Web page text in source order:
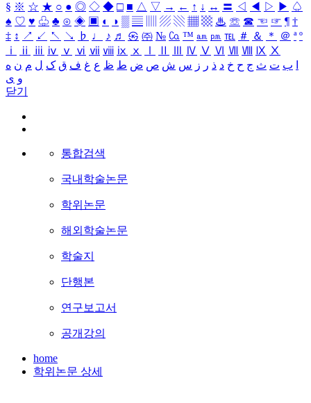
§ ※ ☆ ★ ○ ● ◎ ◇ ◆ □ ■ △ ▽ → ← ↑ ↓ ↔ 〓 ◁ ◀ ▷ ▶ ♤
♠ ♡ ♥ ♧ ♣ ⊙ ◈ ▣ ◐ ◑ ▒ ▤ ▨ ▧ ▦ ▩ ♨ ☏ ☎ ☜ ☞ ¶ †
‡ ↕ ↗ ↙ ↖ ↘ ♭ ♩ ♪ ♬ ㉿ ㈜ № ㏇ ™ ㏂ ㏘ ℡ ＃ ＆ ＊ ＠ ª º
ⅰ
ⅱ ⅲ ⅳ ⅴ ⅵ ⅶ ⅷ ⅸ ⅹ Ⅳ Ⅴ Ⅵ Ⅶ Ⅷ Ⅸ Ⅹ
ب ت ث ج ح خ د ذ ر ز س ش ص ض ط ظ ع غ ف ق ک ل م ن ه
و ی
닫기
통합검색
국내학술논문
학위논문
해외학술논문
학술지
단행본
연구보고서
공개강의
home
학위논문 상세